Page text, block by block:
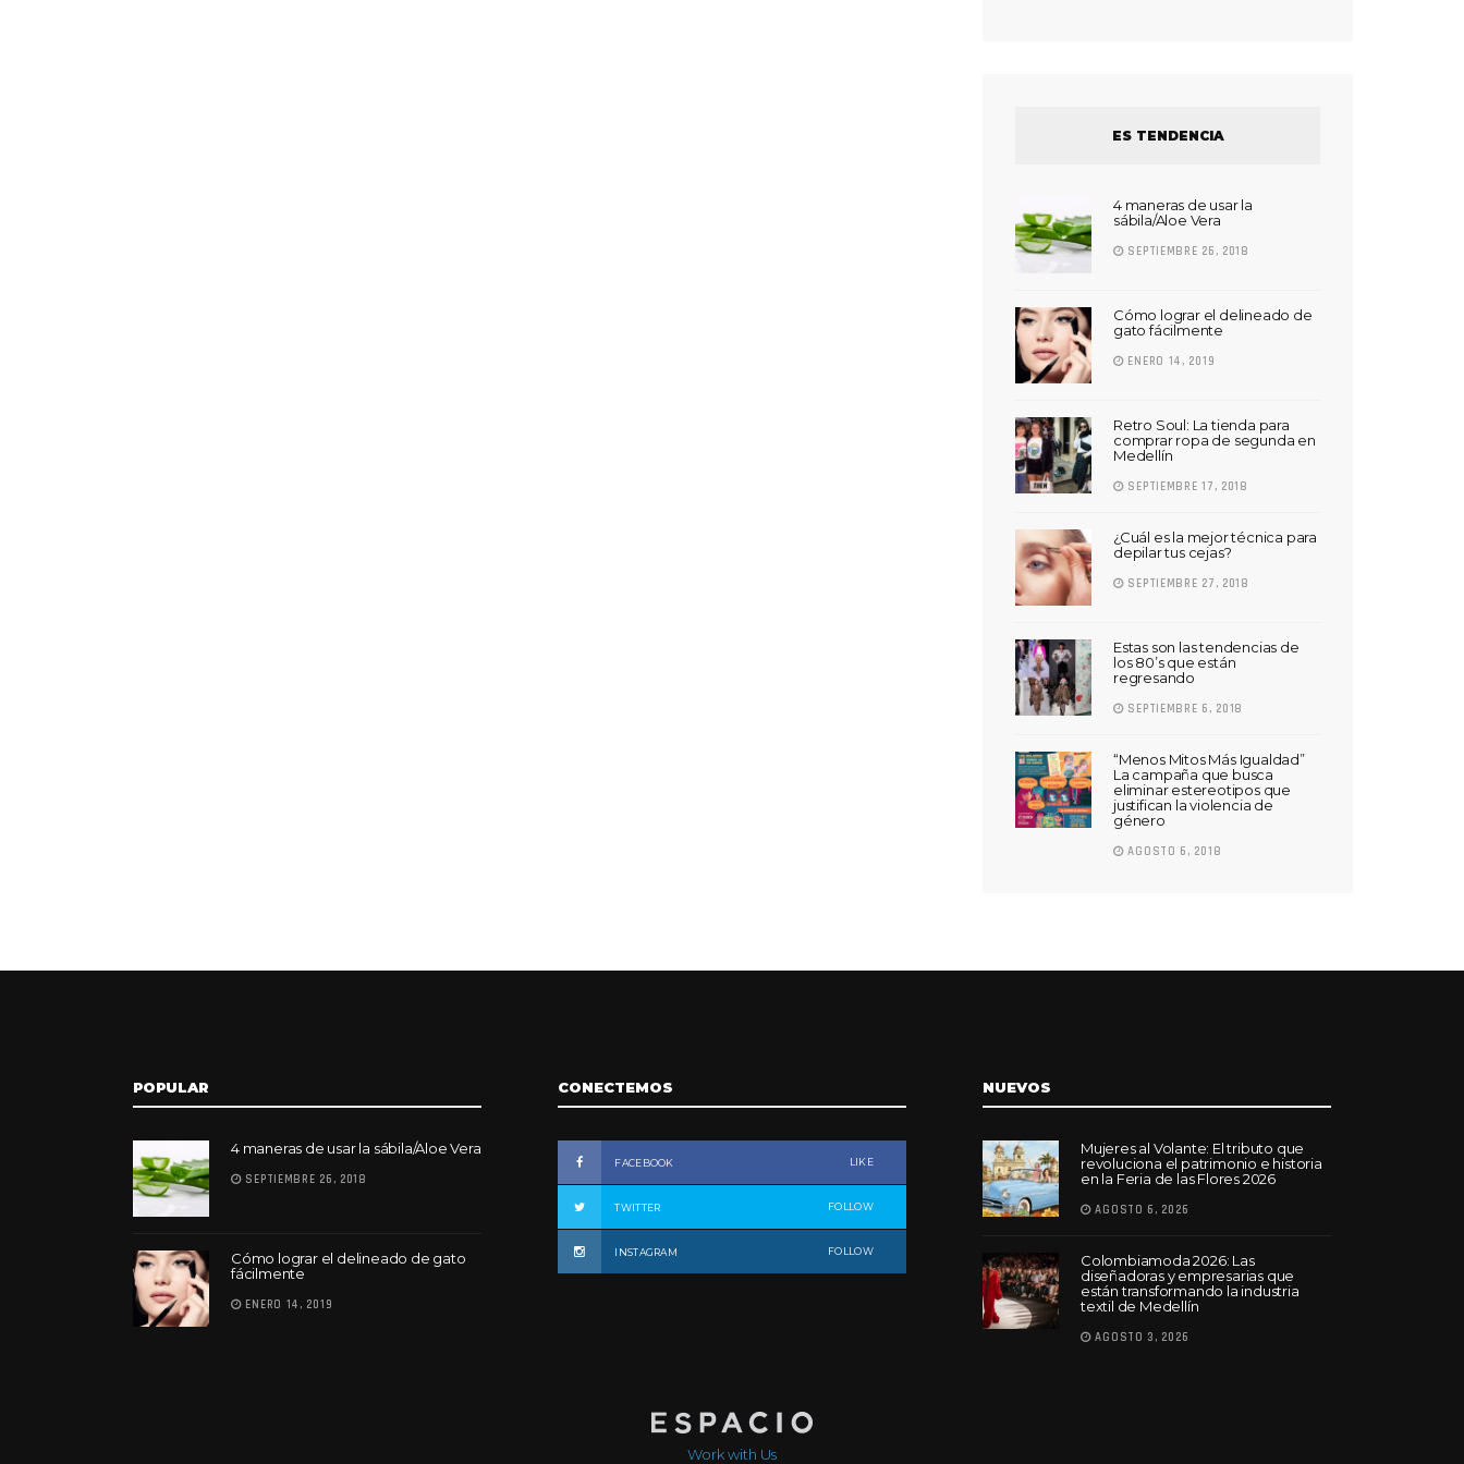
ES TENDENCIA
4 maneras de usar la
sábila/Aloe Vera
SEPTIEMBRE 26, 2018
Cómo lograr el delineado de
gato fácilmente
ENERO 14, 2019
Retro Soul: La tienda para
comprar ropa de segunda en
Medellín
SEPTIEMBRE 17, 2018
¿Cuál es la mejor técnica para
depilar tus cejas?
SEPTIEMBRE 27, 2018
Estas son las tendencias de
los 80’s que están
regresando
SEPTIEMBRE 6, 2018
“Menos Mitos Más Igualdad”
La campaña que busca
eliminar estereotipos que
justifican la violencia de
género
AGOSTO 6, 2018
POPULAR
4 maneras de usar la sábila/Aloe Vera
SEPTIEMBRE 26, 2018
Cómo lograr el delineado de gato
fácilmente
ENERO 14, 2019
CONECTEMOS
FACEBOOK LIKE
TWITTER FOLLOW
INSTAGRAM FOLLOW
NUEVOS
Mujeres al Volante: El tributo que
revoluciona el patrimonio e historia
en la Feria de las Flores 2026
AGOSTO 6, 2026
Colombiamoda 2026: Las
diseñadoras y empresarias que
están transformando la industria
textil de Medellín
AGOSTO 3, 2026
Work with Us